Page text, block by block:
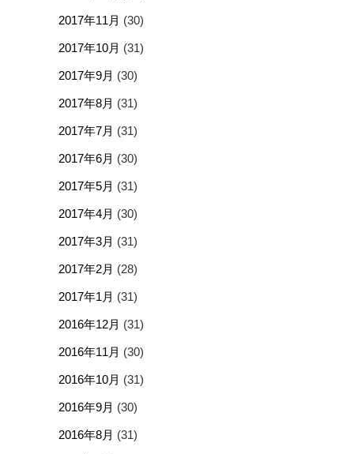
2017年11月 (30)
2017年10月 (31)
2017年9月 (30)
2017年8月 (31)
2017年7月 (31)
2017年6月 (30)
2017年5月 (31)
2017年4月 (30)
2017年3月 (31)
2017年2月 (28)
2017年1月 (31)
2016年12月 (31)
2016年11月 (30)
2016年10月 (31)
2016年9月 (30)
2016年8月 (31)